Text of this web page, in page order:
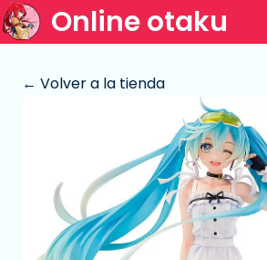
Online otaku
← Volver a la tienda